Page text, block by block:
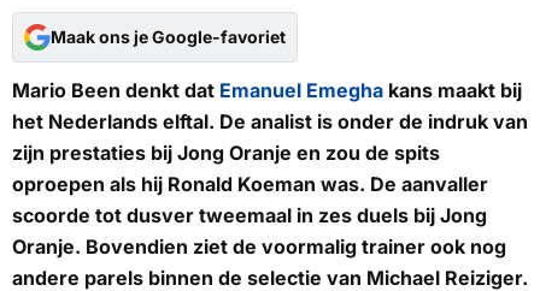
Maak ons je Google-favoriet
Mario Been denkt dat Emanuel Emegha kans maakt bij
het Nederlands elftal. De analist is onder de indruk van
zijn prestaties bij Jong Oranje en zou de spits
oproepen als hij Ronald Koeman was. De aanvaller
scoorde tot dusver tweemaal in zes duels bij Jong
Oranje. Bovendien ziet de voormalig trainer ook nog
andere parels binnen de selectie van Michael Reiziger.